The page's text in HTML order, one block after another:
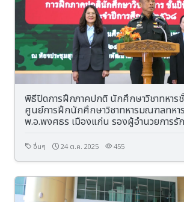
พิธีปิดการฝึกภาคปกติ นักศึกษาวิชาทหาร
ศูนย์การฝึกนักศึกษาวิชาทหารมณฑลทหา
พ.อ.พงศธร เมืองแก่น รองผู้อำนวยการรักษาความมั่นคง
อื่นๆ 24 ต.ค. 2025 455